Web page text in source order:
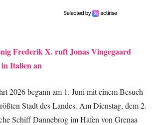
Frederik X. ruft Jonas Vingegaard
in Italien an
2026 begann am 1. Juni mit einem Besuch
Stadt des Landes. Am Dienstag, dem 2.
Schiff Dannebrog im Hafen von Grenaa